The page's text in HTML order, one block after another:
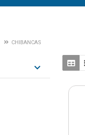
CHIBANCAS